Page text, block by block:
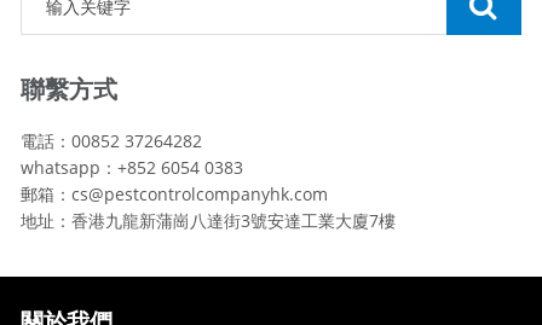
聯繫方式
電話：00852 37264282
whatsapp：+852 6054 0383
郵箱：cs@pestcontrolcompanyhk.com
地址：香港九龍新蒲崗八達街3號安達工業大廈7樓